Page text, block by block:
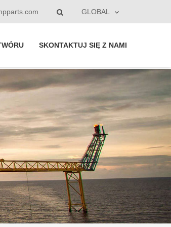
GLOBAL
SKONTAKTUJ SIĘ Z NAMI